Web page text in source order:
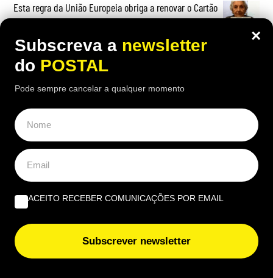
Esta regra da União Europeia obriga a renovar o Cartão
de Cidadão antes da data de validade? IRN não deixou
‘margem para dúvidas’
×
Subscreva a newsletter
do POSTAL
Pode sempre cancelar a qualquer momento
ACEITO RECEBER COMUNICAÇÕES POR EMAIL
Subscrever newsletter